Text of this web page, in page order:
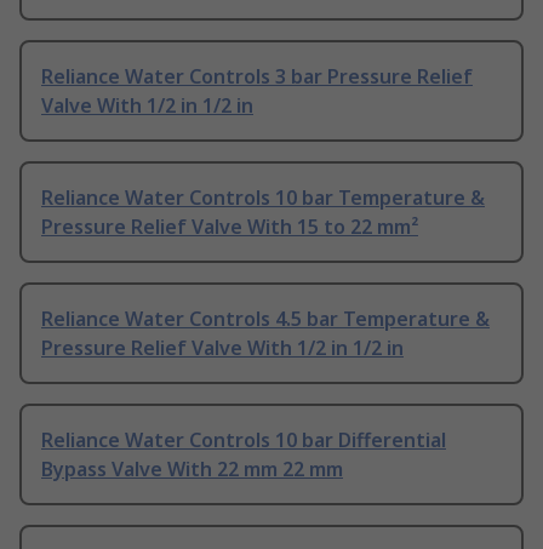
Reliance Water Controls 3 bar Pressure Relief
Valve With 1/2 in 1/2 in
Reliance Water Controls 10 bar Temperature &
Pressure Relief Valve With 15 to 22 mm²
Reliance Water Controls 4.5 bar Temperature &
Pressure Relief Valve With 1/2 in 1/2 in
Reliance Water Controls 10 bar Differential
Bypass Valve With 22 mm 22 mm